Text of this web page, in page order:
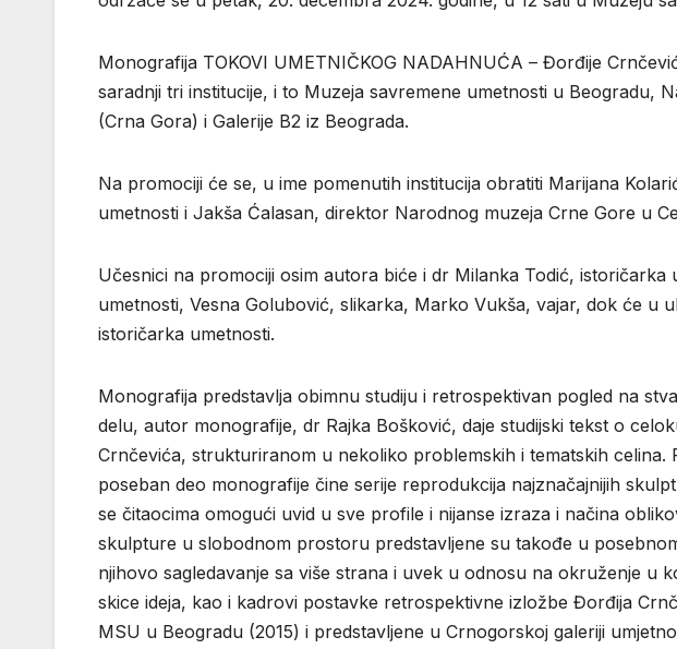
Monografija TOKOVI UMETNIČKOG NADAHNUĆA – Đorđije
saradnji tri institucije, i to Muzeja savremene umetnosti u Beogradu,
(Crna Gora) i Galerije B2 iz Beograda.
Na promociji će se, u ime pomenutih institucija obratiti Marijana
umetnosti i Jakša Ćalasan, direktor Narodnog muzeja Crne Gore u
Učesnici na promociji osim autora biće i dr Milanka Todić,
umetnosti, Vesna Golubović, slikarka, Marko Vukša, vajar, dok će u
istoričarka umetnosti.
Monografija predstavlja obimnu studiju i retrospektivan pogled na
delu, autor monografije, dr Rajka Bošković, daje studijski tekst o
Crnčevića, strukturiranom u nekoliko problemskih i tematskih
poseban deo monografije čine serije reprodukcija najznačajnijih
se čitaocima omogući uvid u sve profile i nijanse izraza i načina
skulpture u slobodnom prostoru predstavljene su takođe u
njihovo sagledavanje sa više strana i uvek u odnosu na okruženje u
skice ideja, kao i kadrovi postavke retrospektivne izložbe Đorđija
MSU u Beogradu (2015) i predstavljene u Crnogorskoj galeriji